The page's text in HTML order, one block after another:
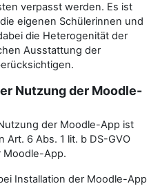
verpasst werden. Es ist
eigenen Schülerinnen und
die Heterogenität der
Ausstattung der
Nutzung der Moodle-
der Moodle-App ist
Art. 6 Abs. 1 lit. b DS-GVO
Moodle-App.
Installation der Moodle-App